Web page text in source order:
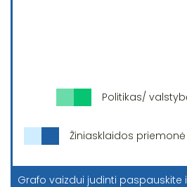
Politikas/
Žiniasklaidos priemonė
Grafo vaizdui judinti paspauskite